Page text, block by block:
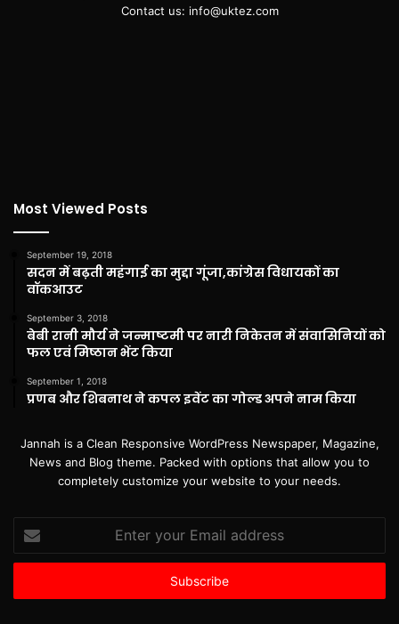
Contact us: info@uktez.com
Most Viewed Posts
September 19, 2018
सदन में बढ़ती महंगाई का मुद्दा गूंजा,कांग्रेस विधायकों का
वॉकआउट
September 3, 2018
बेबी रानी मौर्य ने जन्माष्टमी पर नारी निकेतन में संवासिनियों को
फल एवं मिष्ठान भेंट किया
September 1, 2018
प्रणब और शिबनाथ ने कपल इवेंट का गोल्ड अपने नाम किया
Jannah is a Clean Responsive WordPress Newspaper, Magazine,
News and Blog theme. Packed with options that allow you to
completely customize your website to your needs.
your
Email